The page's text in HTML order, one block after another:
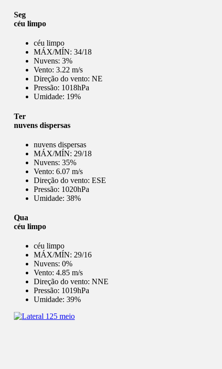
Seg
céu limpo
céu limpo
MÁX/MÍN: 34/18
Nuvens: 3%
Vento: 3.22 m/s
Direção do vento: NE
Pressão: 1018hPa
Umidade: 19%
Ter
nuvens dispersas
nuvens dispersas
MÁX/MÍN: 29/18
Nuvens: 35%
Vento: 6.07 m/s
Direção do vento: ESE
Pressão: 1020hPa
Umidade: 38%
Qua
céu limpo
céu limpo
MÁX/MÍN: 29/16
Nuvens: 0%
Vento: 4.85 m/s
Direção do vento: NNE
Pressão: 1019hPa
Umidade: 39%